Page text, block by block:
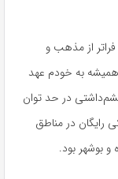
از مذهب و
به خودم عهد
در حد توان
رایگان در مناطق
و بوشهر بود.